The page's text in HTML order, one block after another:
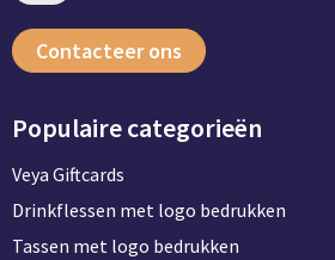
Contacteer ons
Populaire categorieën
Veya Giftcards
Drinkflessen met logo bedrukken
Tassen met logo bedrukken